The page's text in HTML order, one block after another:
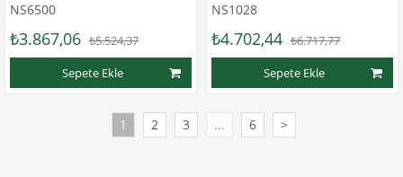
NS6500
₺3.867,06 ₺5.524,37
Sepete Ekle
NS1028
₺4.702,44 ₺6.717,77
Sepete Ekle
1 2 3 ... 6 >